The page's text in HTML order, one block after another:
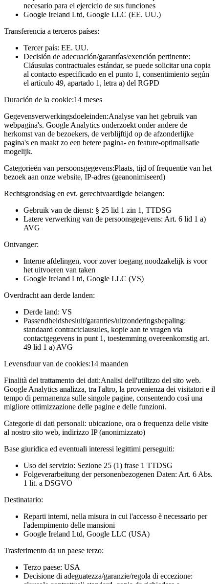
necesario para el ejercicio de sus funciones
Google Ireland Ltd, Google LLC (EE. UU.)
Transferencia a terceros países:
Tercer país: EE. UU.
Decisión de adecuación/garantías/exención pertinente:
Cláusulas contractuales estándar, se puede solicitar una copia
al contacto especificado en el punto 1, consentimiento según
el artículo 49, apartado 1, letra a) del RGPD
Duración de la cookie:14 meses
Gegevensverwerkingsdoeleinden:Analyse van het gebruik van
webpagina's. Google Analytics onderzoekt onder andere de
herkomst van de bezoekers, de verblijftijd op de afzonderlijke
pagina's en maakt zo een betere pagina- en feature-optimalisatie
mogelijk.
Categorieën van persoonsgegevens:Plaats, tijd of frequentie van het
bezoek aan onze website, IP-adres (geanonimiseerd)
Rechtsgrondslag en evt. gerechtvaardigde belangen:
Gebruik van de dienst: § 25 lid 1 zin 1, TTDSG
Latere verwerking van de persoonsgegevens: Art. 6 lid 1 a)
AVG
Ontvanger:
Interne afdelingen, voor zover toegang noodzakelijk is voor
het uitvoeren van taken
Google Ireland Ltd, Google LLC (VS)
Overdracht aan derde landen:
Derde land: VS
Passendheidsbesluit/garanties/uitzonderingsbepaling:
standaard contractclausules, kopie aan te vragen via
contactgegevens in punt 1, toestemming overeenkomstig art.
49 lid 1 a) AVG
Levensduur van de cookies:14 maanden
Finalità del trattamento dei dati:Analisi dell'utilizzo del sito web.
Google Analytics analizza, tra l'altro, la provenienza dei visitatori e il
tempo di permanenza sulle singole pagine, consentendo così una
migliore ottimizzazione delle pagine e delle funzioni.
Categorie di dati personali: ubicazione, ora o frequenza delle visite
al nostro sito web, indirizzo IP (anonimizzato)
Base giuridica ed eventuali interessi legittimi perseguiti:
Uso del servizio: Sezione 25 (1) frase 1 TTDSG
Folgeverarbeitung der personenbezogenen Daten: Art. 6 Abs.
1 lit. a DSGVO
Destinatario:
Reparti interni, nella misura in cui l'accesso è necessario per
l'adempimento delle mansioni
Google Ireland Ltd, Google LLC (USA)
Trasferimento da un paese terzo:
Terzo paese: USA
Decisione di adeguatezza/garanzie/regola di eccezione: